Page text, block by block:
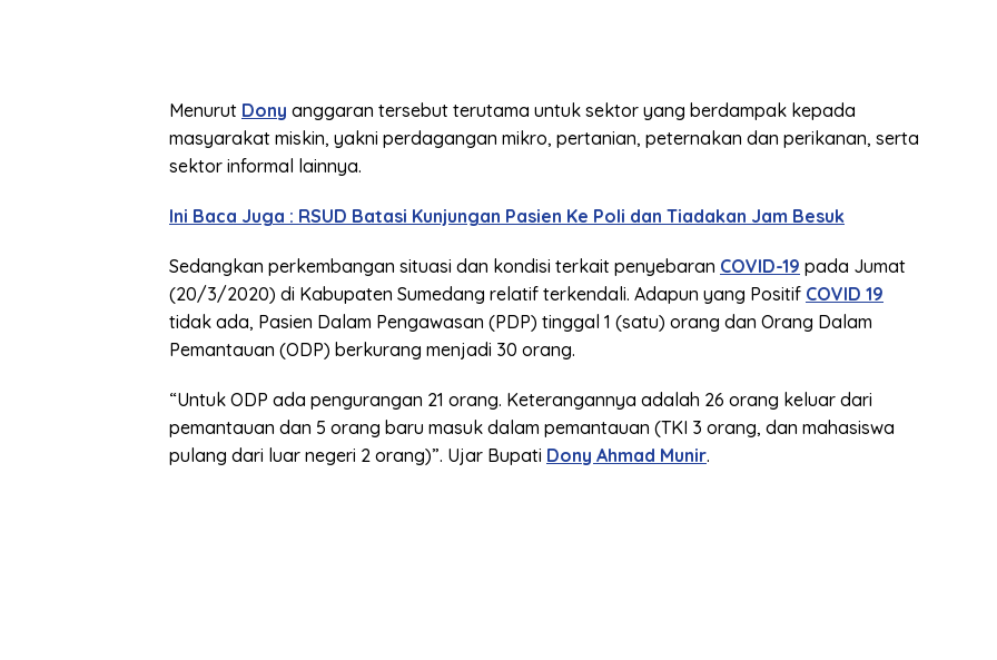
Menurut Dony anggaran tersebut terutama untuk sektor yang berdampak kepada
masyarakat miskin, yakni perdagangan mikro, pertanian, peternakan dan perikanan, serta
sektor informal lainnya.
Ini Baca Juga : RSUD Batasi Kunjungan Pasien Ke Poli dan Tiadakan Jam Besuk
Sedangkan perkembangan situasi dan kondisi terkait penyebaran COVID-19 pada Jumat
(20/3/2020) di Kabupaten Sumedang relatif terkendali. Adapun yang Positif COVID 19
tidak ada, Pasien Dalam Pengawasan (PDP) tinggal 1 (satu) orang dan Orang Dalam
Pemantauan (ODP) berkurang menjadi 30 orang.
“Untuk ODP ada pengurangan 21 orang. Keterangannya adalah 26 orang keluar dari
pemantauan dan 5 orang baru masuk dalam pemantauan (TKI 3 orang, dan mahasiswa
pulang dari luar negeri 2 orang)”. Ujar Bupati Dony Ahmad Munir.